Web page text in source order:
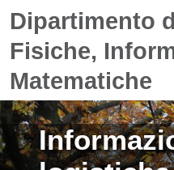
Dipartimento
Fisiche,
Matematiche
Immagine